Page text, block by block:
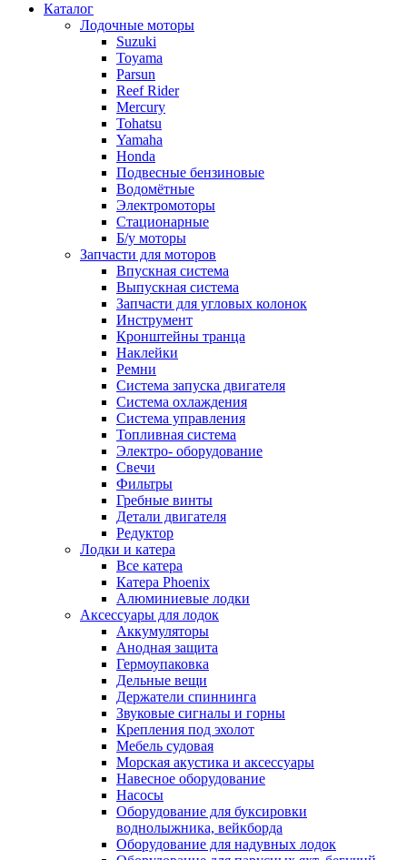
Каталог
Лодочные моторы
Suzuki
Toyama
Parsun
Reef Rider
Mercury
Tohatsu
Yamaha
Honda
Подвесные бензиновые
Водомётные
Электромоторы
Стационарные
Б/у моторы
Запчасти для моторов
Впускная система
Выпускная система
Запчасти для угловых колонок
Инструмент
Кронштейны транца
Наклейки
Ремни
Система запуска двигателя
Система охлаждения
Система управления
Топливная система
Электро- оборудование
Свечи
Фильтры
Гребные винты
Детали двигателя
Редуктор
Лодки и катера
Все катера
Катера Phoenix
Алюминиевые лодки
Аксессуары для лодок
Аккумуляторы
Анодная защита
Гермоупаковка
Дельные вещи
Держатели спиннинга
Звуковые сигналы и горны
Крепления под эхолот
Мебель судовая
Морская акустика и аксессуары
Навесное оборудование
Насосы
Оборудование для буксировки
воднолыжника, вейкборда
Оборудование для надувных лодок